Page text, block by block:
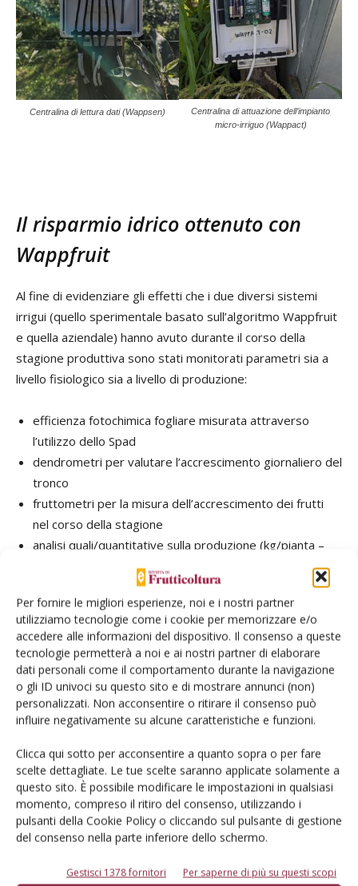
Per fornire le migliori esperienze, noi e i nostri partner
utilizziamo tecnologie come i cookie per memorizzare e/o
accedere alle informazioni del dispositivo. Il consenso a queste
tecnologie permetterà a noi e ai nostri partner di elaborare
dati personali come il comportamento durante la navigazione
o gli ID univoci su questo sito e di mostrare annunci (non)
personalizzati. Non acconsentire o ritirare il consenso può
influire negativamente su alcune caratteristiche e funzioni.
Clicca qui sotto per acconsentire a quanto sopra o per fare
scelte dettagliate. Le tue scelte saranno applicate solamente a
questo sito. È possibile modificare le impostazioni in qualsiasi
momento, compreso il ritiro del consenso, utilizzando i
pulsanti della Cookie Policy o cliccando sul pulsante di gestione
del consenso nella parte inferiore dello schermo.
Gestisci 1378 fornitori Per saperne di più su questi scopi
Centralina di lettura dati (Wappsen)
Centralina di attuazione dell’impianto
micro-irriguo (Wappact)
Il risparmio idrico ottenuto con
Wappfruit
Al fine di evidenziare gli effetti che i due diversi sistemi
irrigui (quello sperimentale basato sull’algoritmo Wappfruit
e quella aziendale) hanno avuto durante il corso della
stagione produttiva sono stati monitorati parametri sia a
livello fisiologico sia a livello di produzione:
efficienza fotochimica fogliare misurata attraverso
l’utilizzo dello Spad
dendrometri per valutare l’accrescimento giornaliero del
tronco
fruttometri per la misura dell’accrescimento dei frutti
nel corso della stagione
analisi quali/quantitative sulla produzione (kg/pianta –
durezza - °Brix e livello amido)
Nella stagione 2023, nelle due aziende melicole che hanno
ospitato la sperimentazione, è stato calcolato un risparmio
idrico importante nella tesi sperimentale rispetto alla
pratica aziendale pari al 33,4% in una e pari al 43,4%
nell'altra.
Ciò dimostra la
di impiegare sensori di potenziale matriciale per
ottimizzare l'irrigazione del frutteto. Nel corso della
sperimentazione è stata osservata una riduzione
trascurabile della produzione nella tesi sperimentale
dovuta anche ad altre variabili quali l’età delle piante ed
frutti sono state mediamente migliori nella tesi